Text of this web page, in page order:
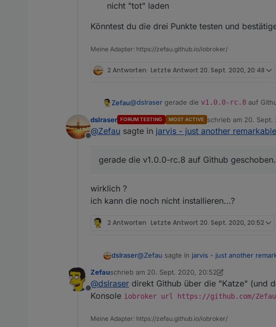
nicht "tot" laden
Könntest du die drei Punkte testen und
Meine Adapter: https://zefau.github.io/iobroker/
2 Antworten Letzte Antwort 20. Sept. 2020, 20:48
Zefau@dslraser gerade die v1.0.0-rc.8 auf
beim Hinzufügen von Geräten zu der
die Karte in einem Widget (nicht
laden
Könntest du die drei Punkte testen und
Offline
dslraser FORUM TESTING MOST ACTIVE schrieb am 20. Sept.
zuletzt editiert von
@Zefau sagte in jarvis - just another
gerade die v1.0.0-rc.8 auf Github geschoben.
wirklich ?
ich kann die noch nicht installieren...?
2 Antworten Letzte Antwort 20. Sept. 2020, 20:52
dslraser@Zefau sagte in jarvis - just another
gerade die v1.0.0-rc.8 auf Github
ich kann die noch nicht installieren...?
Offline
Zefauschrieb am 20. Sept. 2020, 20:52
zuletzt editiert von Zefau
@dslraser direkt Github über die "Katze" (und
Konsole iobroker url https://github.com/
Meine Adapter: https://zefau.github.io/iobroker/